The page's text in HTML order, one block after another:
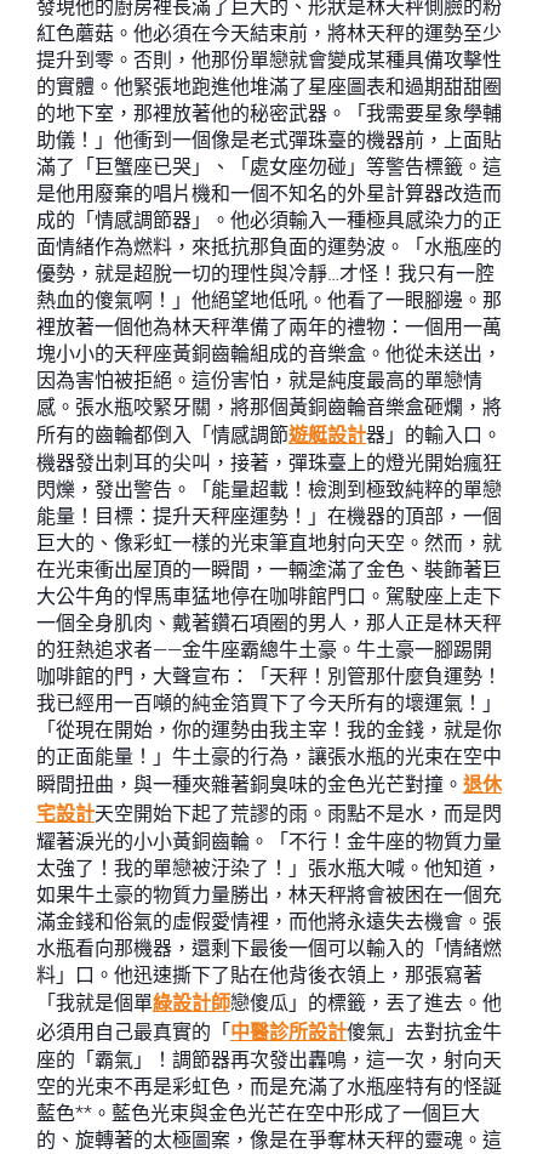
發現他的廚房裡長滿了巨大的、形狀是林天秤側臉的粉
紅色蘑菇。他必須在今天結束前，將林天秤的運勢至少
提升到零。否則，他那份單戀就會變成某種具備攻擊性
的實體。他緊張地跑進他堆滿了星座圖表和過期甜甜圈
的地下室，那裡放著他的秘密武器。「我需要星象學輔
助儀！」他衝到一個像是老式彈珠臺的機器前，上面貼
滿了「巨蟹座已哭」、「處女座勿碰」等警告標籤。這
是他用廢棄的唱片機和一個不知名的外星計算器改造而
成的「情感調節器」。他必須輸入一種極具感染力的正
面情緒作為燃料，來抵抗那負面的運勢波。「水瓶座的
優勢，就是超脫一切的理性與冷靜…才怪！我只有一腔
熱血的傻氣啊！」他絕望地低吼。他看了一眼腳邊。那
裡放著一個他為林天秤準備了兩年的禮物：一個用一萬
塊小小的天秤座黃銅齒輪組成的音樂盒。他從未送出，
因為害怕被拒絕。這份害怕，就是純度最高的單戀情
感。張水瓶咬緊牙關，將那個黃銅齒輪音樂盒砸爛，將
所有的齒輪都倒入「情感調節遊艇設計器」的輸入口。
機器發出刺耳的尖叫，接著，彈珠臺上的燈光開始瘋狂
閃爍，發出警告。「能量超載！檢測到極致純粹的單戀
能量！目標：提升天秤座運勢！」在機器的頂部，一個
巨大的、像彩虹一樣的光束筆直地射向天空。然而，就
在光束衝出屋頂的一瞬間，一輛塗滿了金色、裝飾著巨
大公牛角的悍馬車猛地停在咖啡館門口。駕駛座上走下
一個全身肌肉、戴著鑽石項圈的男人，那人正是林天秤
的狂熱追求者——金牛座霸總牛土豪。牛土豪一腳踢開
咖啡館的門，大聲宣布：「天秤！別管那什麼負運勢！
我已經用一百噸的純金箔買下了今天所有的壞運氣！」
「從現在開始，你的運勢由我主宰！我的金錢，就是你
的正面能量！」牛土豪的行為，讓張水瓶的光束在空中
瞬間扭曲，與一種夾雜著銅臭味的金色光芒對撞。 退休
宅設計天空開始下起了荒謬的雨。雨點不是水，而是閃
耀著淚光的小小黃銅齒輪。「不行！金牛座的物質力量
太強了！我的單戀被汙染了！」張水瓶大喊。他知道，
如果牛土豪的物質力量勝出，林天秤將會被困在一個充
滿金錢和俗氣的虛假愛情裡，而他將永遠失去機會。張
水瓶看向那機器，還剩下最後一個可以輸入的「情緒燃
料」口。他迅速撕下了貼在他背後衣領上，那張寫著
「我就是個單綠設計師戀傻瓜」的標籤，丟了進去。他
必須用自己最真實的「中醫診所設計傻氣」去對抗金牛
座的「霸氣」！調節器再次發出轟鳴，這一次，射向天
空的光束不再是彩虹色，而是充滿了水瓶座特有的怪誕
藍色**。藍色光束與金色光芒在空中形成了一個巨大
的、旋轉著的太極圖案，像是在爭奪林天秤的靈魂。這